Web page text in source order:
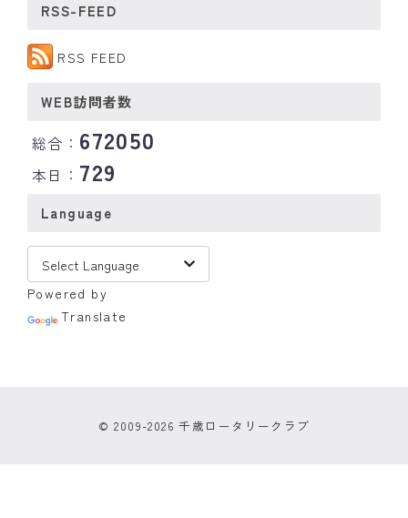
RSS-FEED
RSS FEED
WEB訪問者数
総合： 672050
本日： 729
Language
Powered by
Translate
© 2009-2026 千歳ロータリークラブ